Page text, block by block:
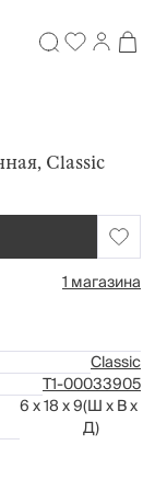
Classic
1 магазина
Classic
Т1-00033905
6 x 18 x 9(Ш x В x
Д)